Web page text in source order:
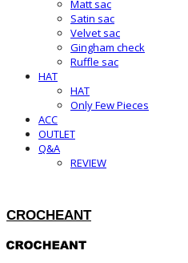
Matt sac
Satin sac
Velvet sac
Gingham check
Ruffle sac
HAT
HAT
Only Few Pieces
ACC
OUTLET
Q&A
REVIEW
CROCHEANT